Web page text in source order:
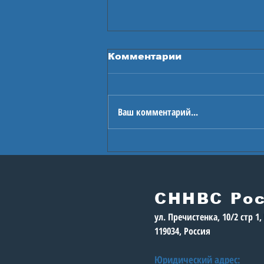
Игры будущего
Комментарии
Ваш комментарий...
СННВС
ул. Пречистенка, 10/2 стр
119034, Россия
Юридический адрес: